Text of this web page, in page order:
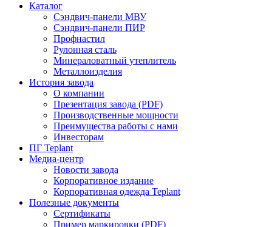
Каталог
Сэндвич-панели МВУ
Сэндвич-панели ПИР
Профнастил
Рулонная сталь
Минераловатный утеплитель
Металлоизделия
История завода
О компании
Презентация завода (PDF)
Производственные мощности
Преимущества работы с нами
Инвесторам
ПГ Teplant
Медиа-центр
Новости завода
Корпоративное издание
Корпоративная одежда Teplant
Полезные документы
Сертификаты
Пример маркировки (PDF)